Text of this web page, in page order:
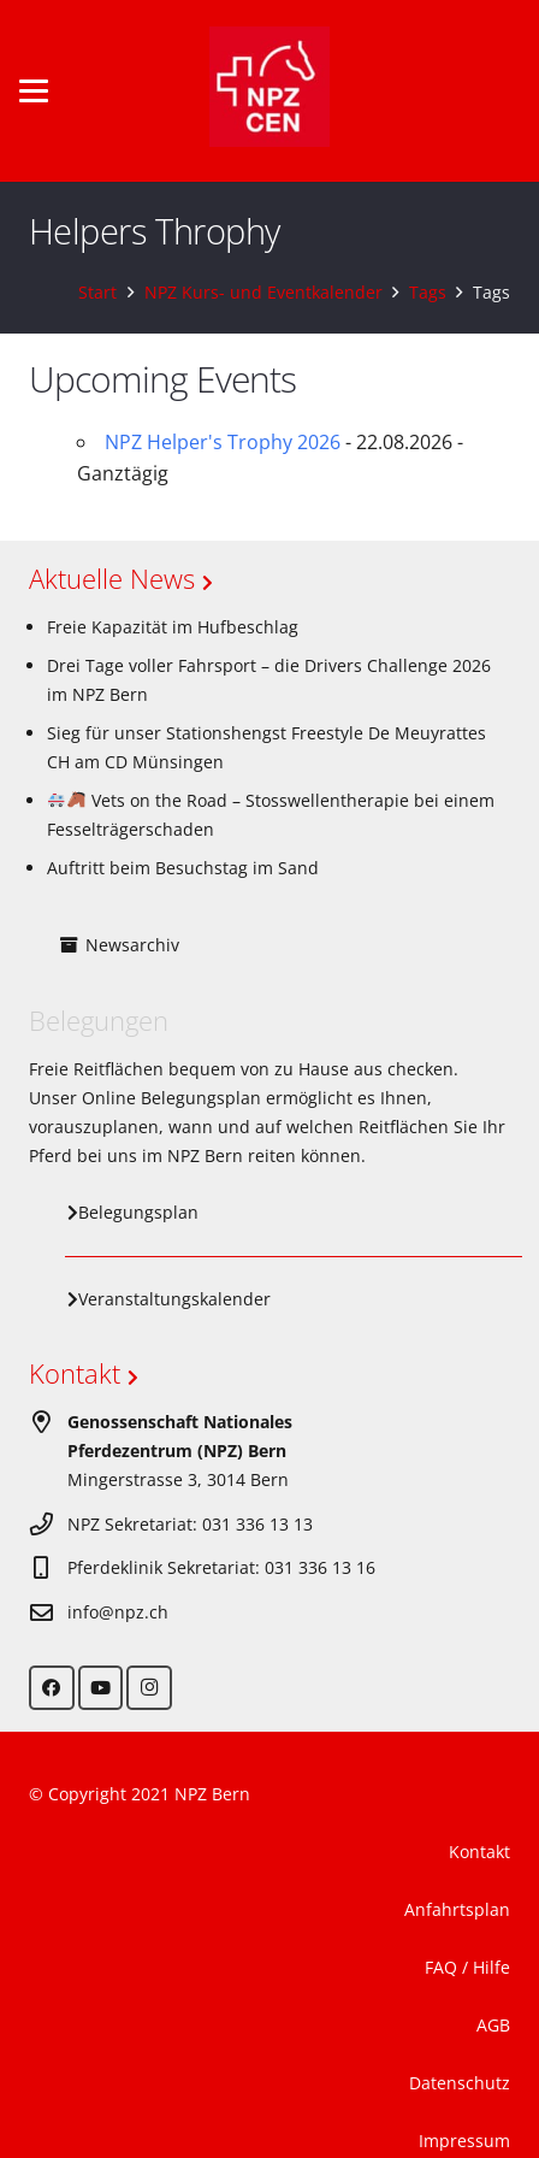
Helpers Throphy
Start NPZ Kurs- und Eventkalender Tags Tags
Upcoming Events
NPZ Helper's Trophy 2026- 22.08.2026 -
Ganztägig
Aktuelle News
Freie Kapazität im Hufbeschlag
Drei Tage voller Fahrsport – die Drivers Challenge 2026
im NPZ Bern
Sieg für unser Stationshengst Freestyle De Meuyrattes
CH am CD Münsingen
Vets on the Road – Stosswellentherapie bei einem
Fesselträgerschaden
Auftritt beim Besuchstag im Sand
Newsarchiv
Belegungen
Freie Reitflächen bequem von zu Hause aus checken.
Unser Online Belegungsplan ermöglicht es Ihnen,
vorauszuplanen, wann und auf welchen Reitflächen Sie Ihr
Pferd bei uns im NPZ Bern reiten können.
Belegungsplan
Veranstaltungskalender
Kontakt
Genossenschaft Nationales
Pferdezentrum (NPZ) Bern
Mingerstrasse 3, 3014 Bern
NPZ Sekretariat: 031 336 13 13
Pferdeklinik Sekretariat: 031 336 13 16
info@npz.ch
© Copyright 2021 NPZ Bern
Kontakt
Anfahrtsplan
FAQ / Hilfe
AGB
Datenschutz
Impressum